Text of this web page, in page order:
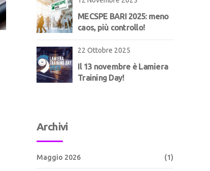
MECSPE BARI 2025: meno
caos, più controllo!
22 Ottobre 2025
Il 13 novembre è Lamiera
Training Day!
Archivi
Maggio 2026 (1)